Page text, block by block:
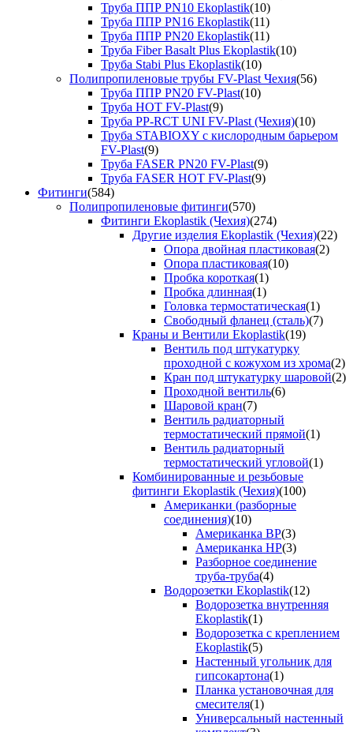
Труба ППР PN10 Ekoplastik(10)
Труба ППР PN16 Ekoplastik(11)
Труба ППР PN20 Ekoplastik(11)
Труба Fiber Basalt Plus Ekoplastik(10)
Труба Stabi Plus Ekoplastik(10)
Полипропиленовые трубы FV-Plast Чехия(56)
Труба ППР PN20 FV-Plast(10)
Труба HOT FV-Plast(9)
Труба PP-RCT UNI FV-Plast (Чехия)(10)
Труба STABIOXY с кислородным барьером
FV-Plast(9)
Труба FASER PN20 FV-Plast(9)
Труба FASER HOT FV-Plast(9)
Фитинги(584)
Полипропиленовые фитинги(570)
Фитинги Ekoplastik (Чехия)(274)
Другие изделия Ekoplastik (Чехия)(22)
Опора двойная пластиковая(2)
Опора пластиковая(10)
Пробка короткая(1)
Пробка длинная(1)
Головка термостатическая(1)
Свободный фланец (сталь)(7)
Краны и Вентили Ekoplastik(19)
Вентиль под штукатурку
проходной с кожухом из хрома(2)
Кран под штукатурку шаровой(2)
Проходной вентиль(6)
Шаровой кран(7)
Вентиль радиаторный
термостатический прямой(1)
Вентиль радиаторный
термостатический угловой(1)
Комбинированные и резьбовые
фитинги Ekoplastik (Чехия)(100)
Американки (разборные
соединения)(10)
Американка ВР(3)
Американка НР(3)
Разборное соединение
труба-труба(4)
Водорозетки Ekoplastik(12)
Водорозетка внутренняя
Ekoplastik(1)
Водорозетка с креплением
Ekoplastik(5)
Настенный угольник для
гипсокартона(1)
Планка установочная для
смесителя(1)
Универсальный настенный